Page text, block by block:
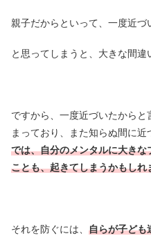
親子だからといって、一度近づ
と思ってしまうと、大きな間違
ですから、一度近づいたから
まっており、また知らぬ間に近
では、自分のメンタルに大き
ことも、起きてしまうかもしれ
それを防ぐには、 自らが子ども